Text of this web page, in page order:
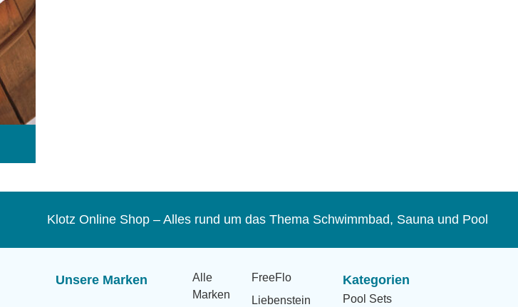
Klotz Online Shop – Alles rund um das Thema Schwimmbad, Sauna und Pool
Unsere Marken
Alle
Marken
FreeFlo
Liebenstein
Kategorien
Pool Sets